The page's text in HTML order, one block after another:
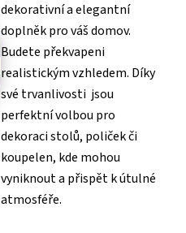
dekorativní a elegantní
doplněk pro váš domov.
Budete překvapeni
realistickým vzhledem. Díky
své trvanlivosti jsou
perfektní volbou pro
dekoraci stolů, poliček či
koupelen, kde mohou
vyniknout a přispět k útulné
atmosféře.